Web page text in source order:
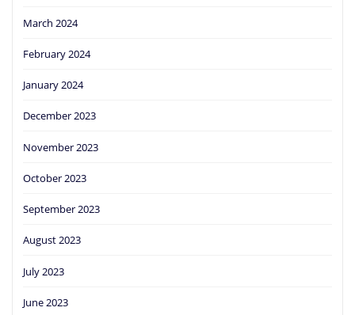
March 2024
February 2024
January 2024
December 2023
November 2023
October 2023
September 2023
August 2023
July 2023
June 2023